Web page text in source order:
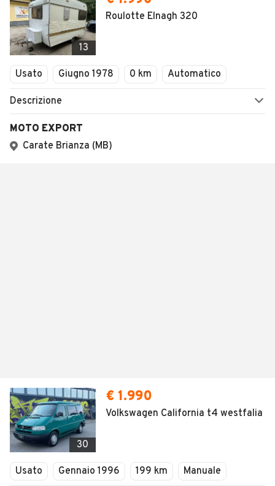
13
Roulotte Elnagh 320
Usato Giugno 1978 0 km Automatico
Descrizione
MOTO EXPORT
Carate Brianza (MB)
30
€ 1.990
Volkswagen California t4 westfalia
Usato Gennaio 1996 199 km Manuale